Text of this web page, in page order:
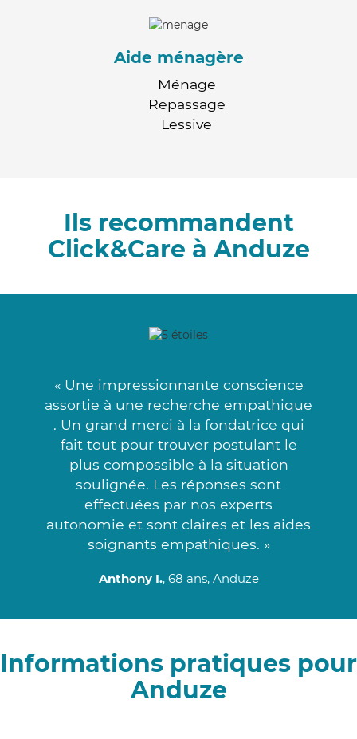
Aide ménagère
Ménage
Repassage
Lessive
Ils recommandent
Click&Care à Anduze
« Une impressionnante conscience
assortie à une recherche empathique
. Un grand merci à la fondatrice qui
fait tout pour trouver postulant le
plus compossible à la situation
soulignée. Les réponses sont
effectuées par nos experts
autonomie et sont claires et les aides
soignants empathiques. »
Anthony I., 68 ans, Anduze
Informations pratiques pour
Anduze